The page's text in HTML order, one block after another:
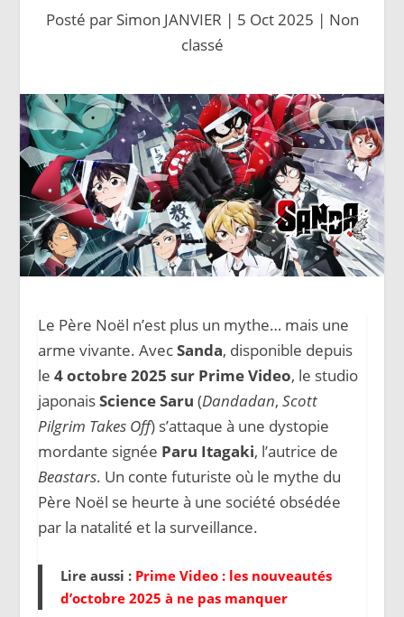
Posté par Simon JANVIER | 5 Oct 2025 | Non
classé
Le Père Noël n’est plus un mythe… mais une
arme vivante. AvecSanda, disponible depuis
le4 octobre 2025 sur Prime Video, le studio
japonaisScience Saru (Dandadan,Scott
Pilgrim Takes Off) s’attaque à une dystopie
mordante signée Paru Itagaki, l’autrice de
Beastars. Un conte futuriste où le mythe du
Père Noël se heurte à une société obsédée
par la natalité et la surveillance.
Lire aussi : Prime Video : les nouveautés
d’octobre 2025 à ne pas manquer